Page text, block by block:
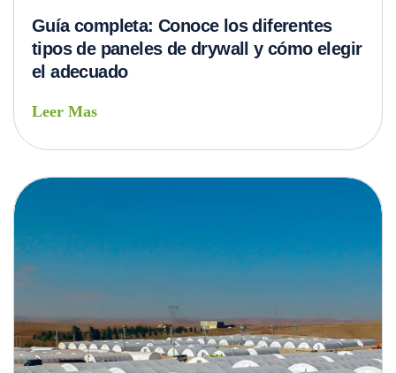
Guía completa: Conoce los diferentes
tipos de paneles de drywall y cómo elegir
el adecuado
Leer Mas